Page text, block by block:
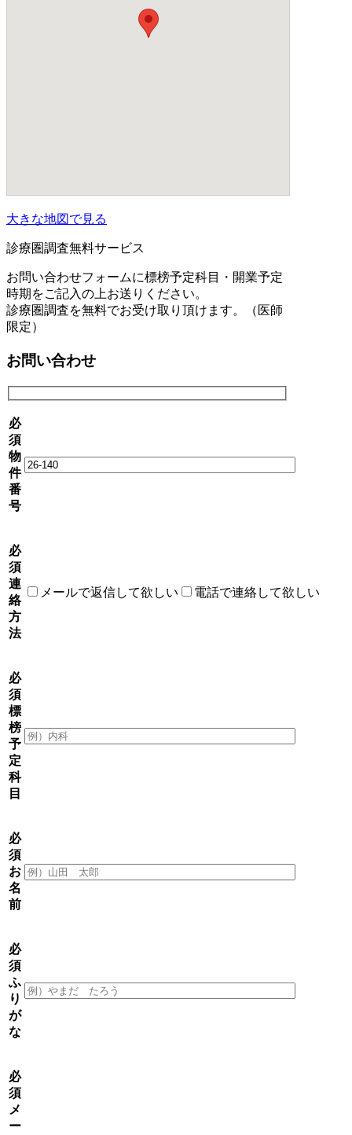
大きな地図で見る
診療圏調査無料サービス
お問い合わせフォームに標榜予定科目・開業予定
時期をご記入の上お送りください。
診療圏調査を無料でお受け取り頂けます。（医師
限定）
お問い合わせ
必
須
物
件
番
号
必
須
連
絡
方
法
メールで返信して欲しい 電話で連絡して欲しい
必
須
標
榜
予
定
科
目
必
須
お
名
前
必
須
ふ
り
が
な
必
須
メ
ー